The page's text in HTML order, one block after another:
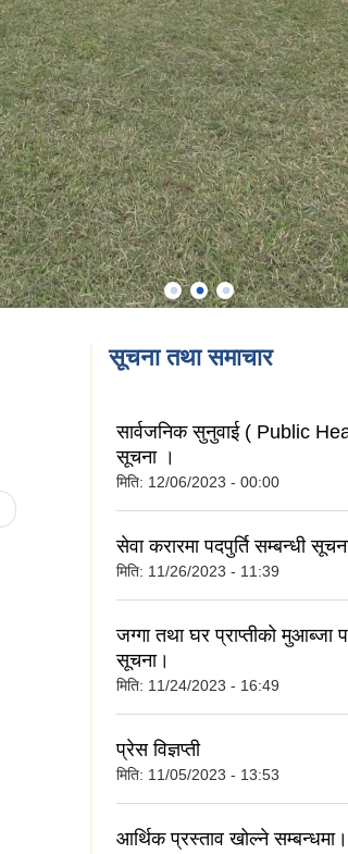
सूचना तथा समाचार
सार्वजनिक सुनुवाई ( Public
सूचना ।
मिति: 12/06/2023 - 00:00
सेवा करारमा पदपुर्ति सम्बन्धी
मिति: 11/26/2023 - 11:39
जग्गा तथा घर प्राप्तीको मुआब्जा
सूचना।
मिति: 11/24/2023 - 16:49
प्रेस विज्ञप्ती
मिति: 11/05/2023 - 13:53
आर्थिक प्रस्ताव खोल्ने सम्बन्धमा।